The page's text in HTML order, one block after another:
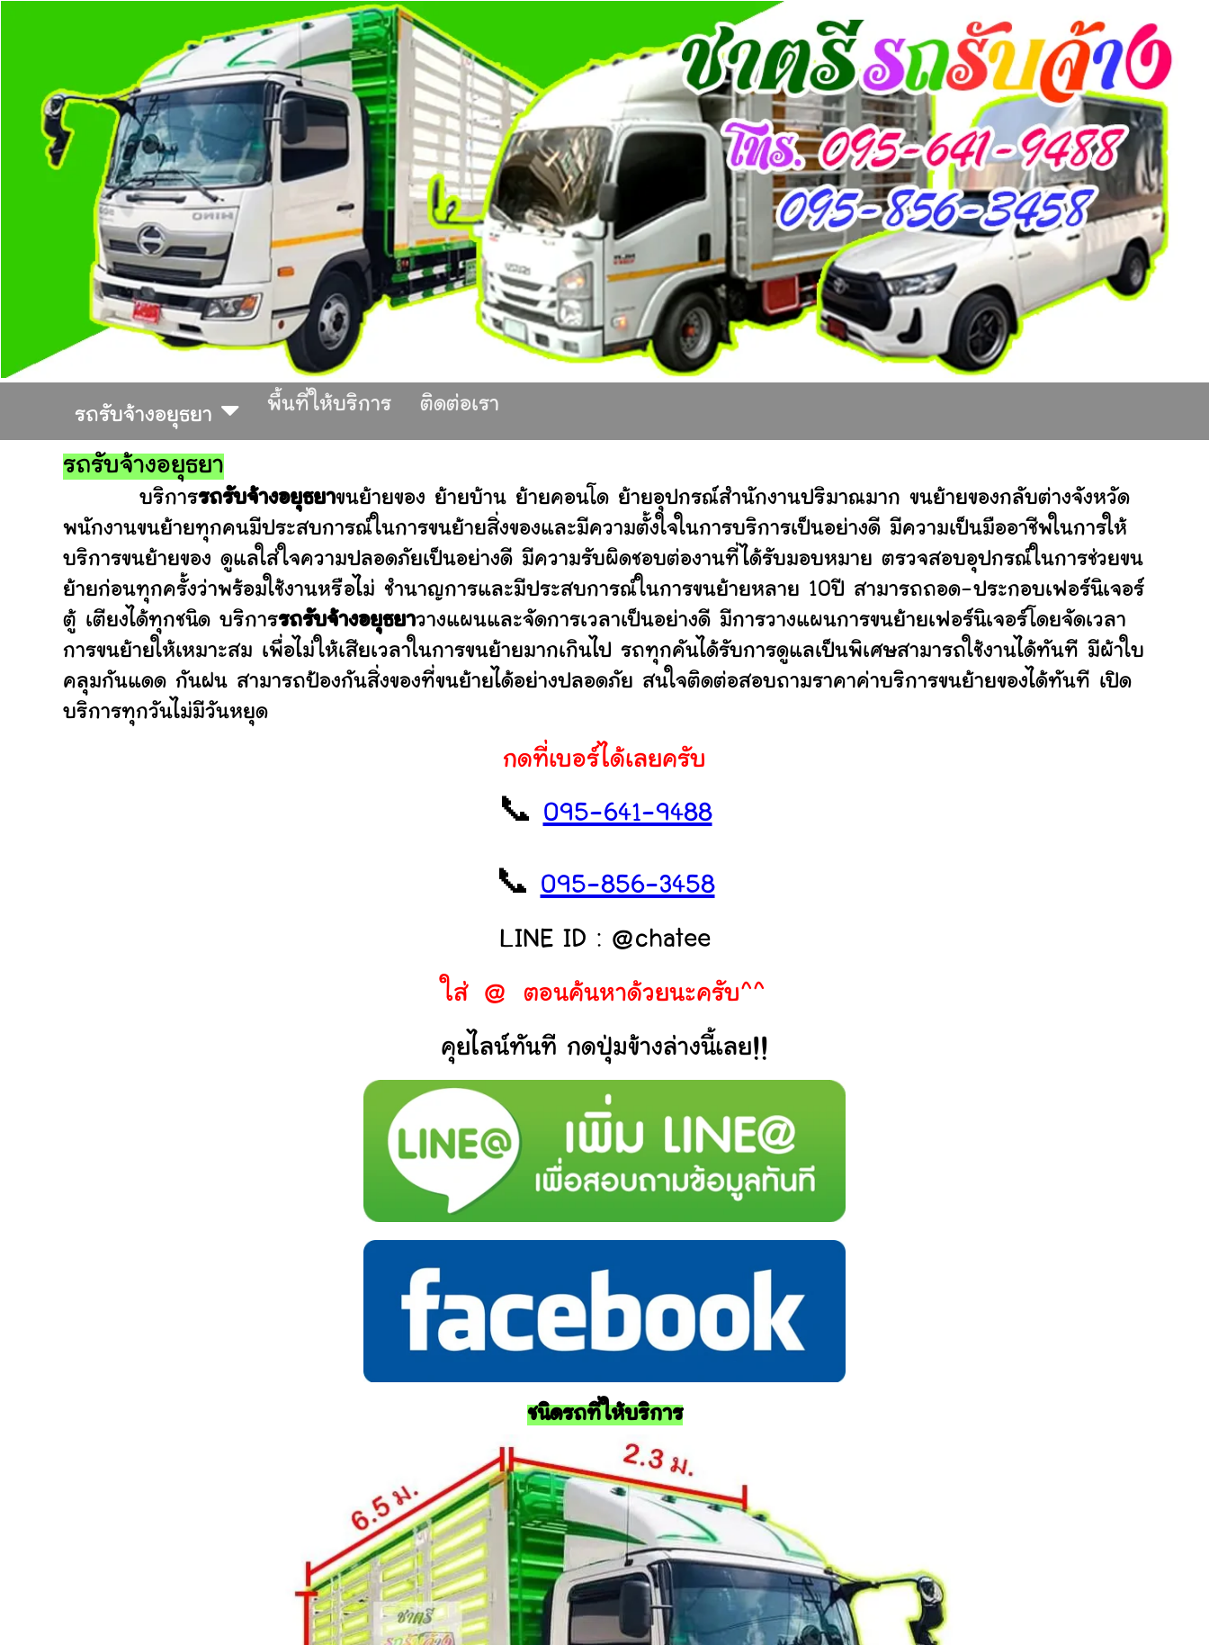
รถรับจ้างอยุธยา
พื้นที่ให้บริการ ติดต่อเรา
รถรับจ้างอยุธยา
บริการรถรับจ้างอยุธยาขนย้ายของ ย้ายบ้าน ย้ายคอนโด ย้ายอุปกรณ์สำนักงานปริมาณมาก ขนย้ายของกลับต่างจังหวัด
พนักงานขนย้ายทุกคนมีประสบการณ์ในการขนย้ายสิ่งของและมีความตั้งใจในการบริการเป็นอย่างดี มีความเป็นมืออาชีพในการให้
บริการขนย้ายของ ดูแลใส่ใจความปลอดภัยเป็นอย่างดี มีความรับผิดชอบต่องานที่ได้รับมอบหมาย ตรวจสอบอุปกรณ์ในการช่วยขน
ย้ายก่อนทุกครั้งว่าพร้อมใช้งานหรือไม่ ชำนาญการและมีประสบการณ์ในการขนย้ายหลาย 10ปี สามารถถอด-ประกอบเฟอร์นิเจอร์
ตู้ เตียงได้ทุกชนิด บริการรถรับจ้างอยุธยาวางแผนและจัดการเวลาเป็นอย่างดี มีการวางแผนการขนย้ายเฟอร์นิเจอร์โดยจัดเวลา
การขนย้ายให้เหมาะสม เพื่อไม่ให้เสียเวลาในการขนย้ายมากเกินไป รถทุกคันได้รับการดูแลเป็นพิเศษสามารถใช้งานได้ทันที มีผ้าใบ
คลุมกันแดด กันฝน สามารถป้องกันสิ่งของที่ขนย้ายได้อย่างปลอดภัย สนใจติดต่อสอบถามราคาค่าบริการขนย้ายของได้ทันที เปิด
บริการทุกวันไม่มีวันหยุด
กดที่เบอร์ได้เลยครับ
📞 095-641-9488
📞 095-856-3458
LINE ID : @chatee
ใส่ @ ตอนค้นหาด้วยนะครับ^^
คุยไลน์ทันที กดปุ่มข้างล่างนี้เลย!!
ชนิดรถที่ให้บริการ